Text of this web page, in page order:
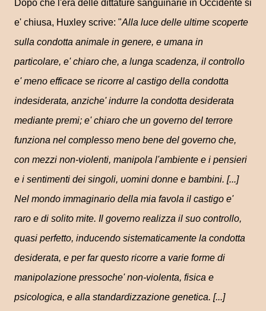
Dopo che l'era delle dittature sanguinarie in Occidente si
e' chiusa, Huxley scrive: "Alla luce delle ultime scoperte
sulla condotta animale in genere, e umana in
particolare, e' chiaro che, a lunga scadenza, il controllo
e' meno efficace se ricorre al castigo della condotta
indesiderata, anziche' indurre la condotta desiderata
mediante premi; e' chiaro che un governo del terrore
funziona nel complesso meno bene del governo che,
con mezzi non-violenti, manipola l'ambiente e i pensieri
e i sentimenti dei singoli, uomini donne e bambini. [...]
Nel mondo immaginario della mia favola il castigo e'
raro e di solito mite. Il governo realizza il suo controllo,
quasi perfetto, inducendo sistematicamente la condotta
desiderata, e per far questo ricorre a varie forme di
manipolazione pressoche' non-violenta, fisica e
psicologica, e alla standardizzazione genetica. [...]